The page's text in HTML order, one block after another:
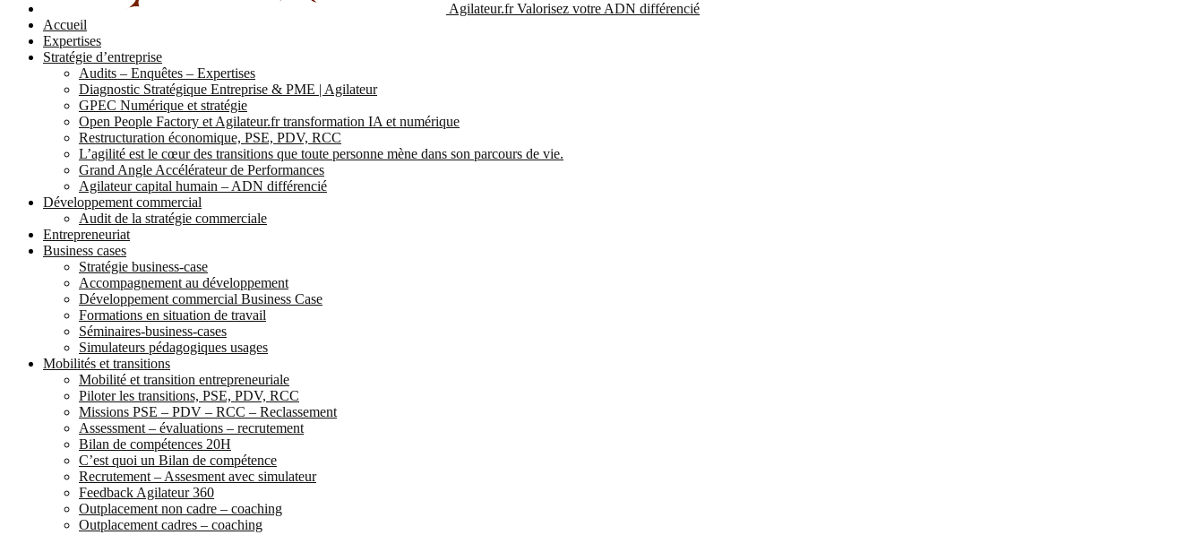
Agilateur.frValorisez votre ADN différencié
Accueil
Expertises
Stratégie d’entreprise
Audits – Enquêtes – Expertises
Diagnostic Stratégique Entreprise & PME | Agilateur
GPEC Numérique et stratégie
Open People Factory et Agilateur.fr transformation IA et numérique
Restructuration économique, PSE, PDV, RCC
L’agilité est le cœur des transitions que toute personne mène dans son parcours de vie.
Grand Angle Accélérateur de Performances
Agilateur capital humain – ADN différencié
Développement commercial
Audit de la stratégie commerciale
Entrepreneuriat
Business cases
Stratégie business-case
Accompagnement au développement
Développement commercial Business Case
Formations en situation de travail
Séminaires-business-cases
Simulateurs pédagogiques usages
Mobilités et transitions
Mobilité et transition entrepreneuriale
Piloter les transitions, PSE, PDV, RCC
Missions PSE – PDV – RCC – Reclassement
Assessment – évaluations – recrutement
Bilan de compétences 20H
C’est quoi un Bilan de compétence
Recrutement – Assesment avec simulateur
Feedback Agilateur 360
Outplacement non cadre – coaching
Outplacement cadres – coaching